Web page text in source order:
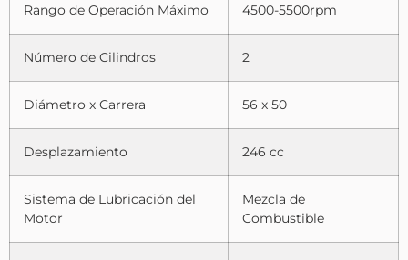
Rango de Operación Máximo 4500-5500rpm
Número de Cilindros 2
Diámetro x Carrera 56 x 50
Desplazamiento 246 cc
Sistema de Lubricación del
Motor
Mezcla de
Combustible